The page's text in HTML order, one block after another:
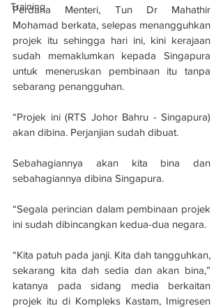
Training
Perdana Menteri, Tun Dr Mahathir
Mohamad berkata, selepas menangguhkan
projek itu sehingga hari ini, kini kerajaan
sudah memaklumkan kepada Singapura
untuk meneruskan pembinaan itu tanpa
sebarang penangguhan.
“Projek ini (RTS Johor Bahru - Singapura)
akan dibina. Perjanjian sudah dibuat.
Sebahagiannya akan kita bina dan
sebahagiannya dibina Singapura.
“Segala perincian dalam pembinaan projek
ini sudah dibincangkan kedua-dua negara.
“Kita patuh pada janji. Kita dah tangguhkan,
sekarang kita dah sedia dan akan bina,”
katanya pada sidang media berkaitan
projek itu di Kompleks Kastam, Imigresen